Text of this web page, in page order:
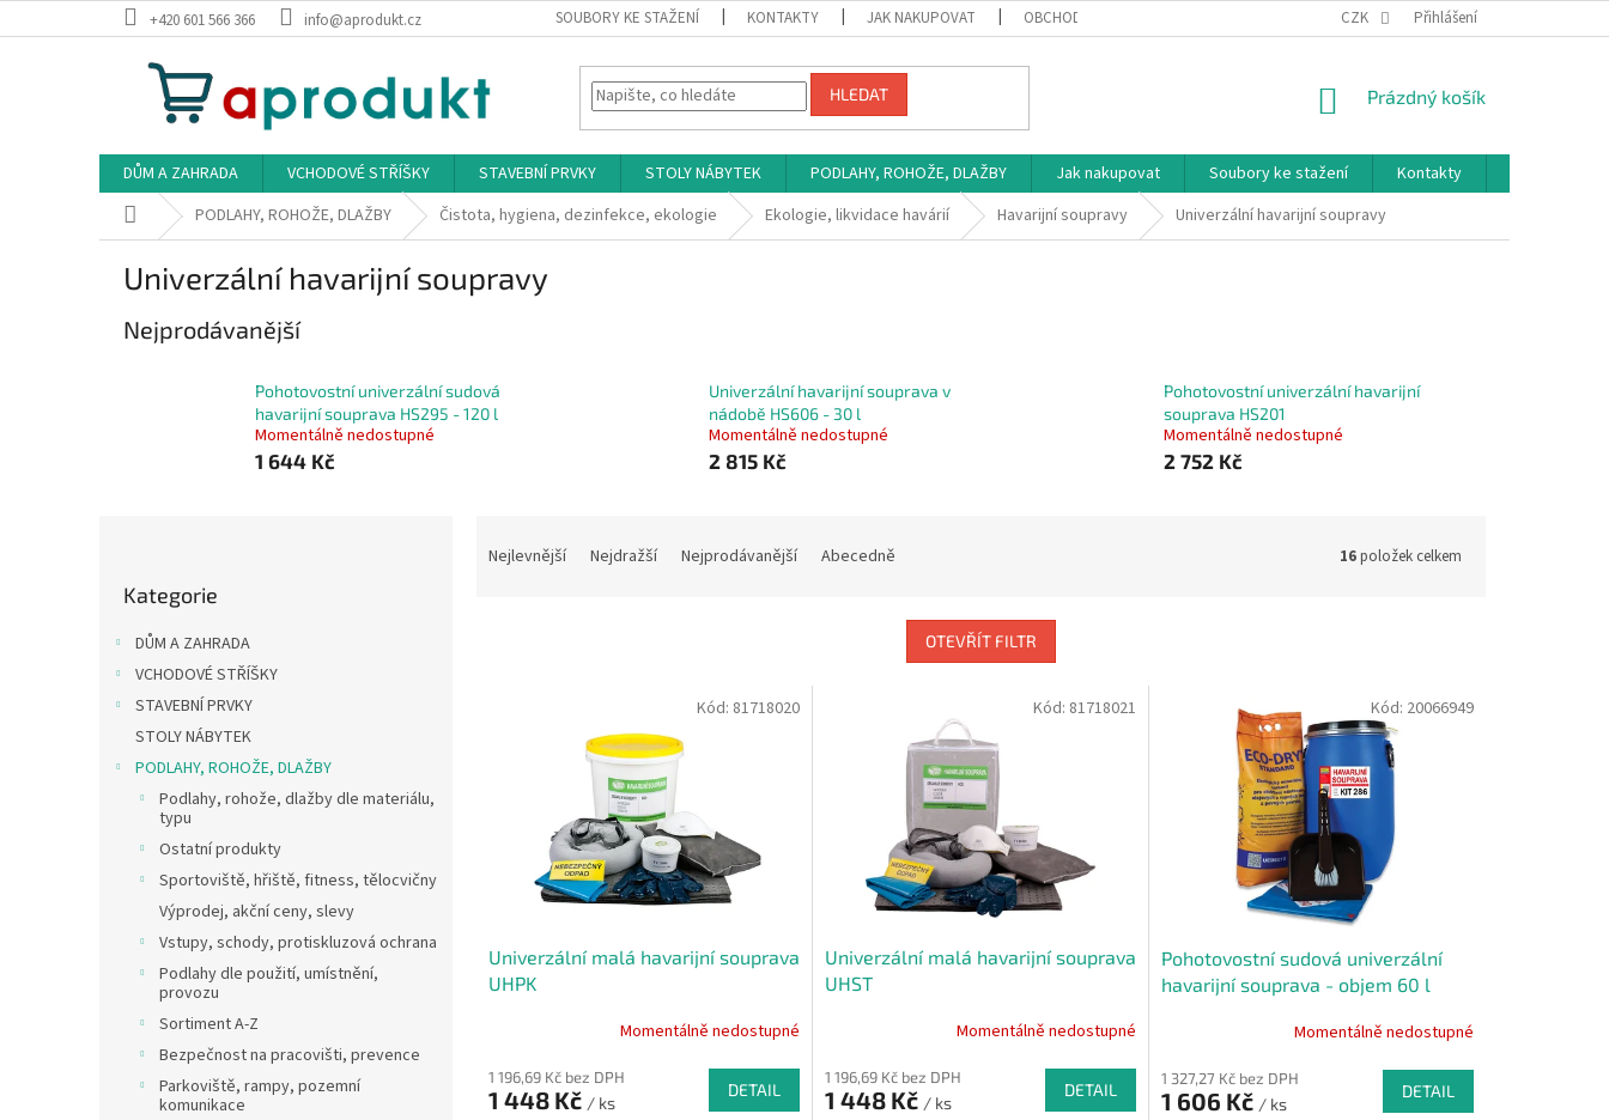
na
+420 601 566 366 info@aprodukt.cz SOUBORY KE STAŽENÍ KONTAKTY JAK NAKUPOVAT OBCHODNÍ PODMÍNKY PODMÍNKY OCHRANY OSOBNÍCH ÚDAJŮ
CZK Přihlášení
HLEDAT
NÁKUPNÍ
Prázdný košík
DŮM A ZAHRADA VCHODOVÉ STŘÍŠKY STAVEBNÍ PRVKY STOLY NÁBYTEK PODLAHY, ROHOŽE, DLAŽBY Jak nakupovat Soubory ke stažení Kontakty
Domů PODLAHY, ROHOŽE, DLAŽBY Čistota, hygiena, dezinfekce, ekologie Ekologie, likvidace havárií Havarijní soupravy Univerzální havarijní soupravy
Univerzální havarijní soupravy
Nejprodávanější
Pohotovostní univerzální sudová
havarijní souprava HS295 - 120 l
Momentálně nedostupné
1 644 Kč
Univerzální havarijní souprava v
nádobě HS606 - 30 l
Momentálně nedostupné
2 815 Kč
Pohotovostní univerzální havarijní
souprava HS201
Momentálně nedostupné
2 752 Kč
kategorie
Kategorie
DŮM A ZAHRADA
VCHODOVÉ STŘÍŠKY
STAVEBNÍ PRVKY
STOLY NÁBYTEK
PODLAHY, ROHOŽE, DLAŽBY
Podlahy, rohože, dlažby dle materiálu,
typu
Ostatní produkty
Sportoviště, hřiště, fitness, tělocvičny
Výprodej, akční ceny, slevy
Vstupy, schody, protiskluzová ochrana
Podlahy dle použití, umístnění,
provozu
Sortiment A-Z
Bezpečnost na pracovišti, prevence
Parkoviště, rampy, pozemní
komunikace
Nejlevnější Nejdražší Nejprodávanější Abecedně 16položek celkem
OTEVŘÍT FILTR
Univerzální malá havarijní souprava
UHPK
Momentálně nedostupné
1 196,69 Kč bez DPH
1 448 Kč / ks
DETAIL
Kód: 81718020
Univerzální malá havarijní souprava
UHST
Momentálně nedostupné
1 196,69 Kč bez DPH
1 448 Kč / ks
DETAIL
Kód: 81718021
Pohotovostní sudová univerzální
havarijní souprava - objem 60 l
Momentálně nedostupné
1 327,27 Kč bez DPH
1 606 Kč / ks
DETAIL
Kód: 20066949